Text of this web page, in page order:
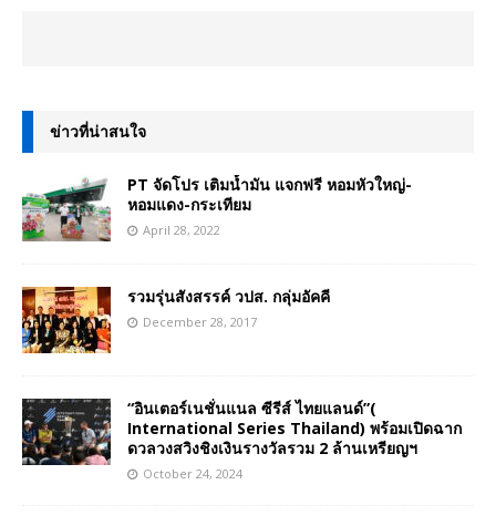
ข่าวที่น่าสนใจ
PT จัดโปร เติมน้ำมัน แจกฟรี หอมหัวใหญ่-
หอมแดง-กระเทียม
April 28, 2022
รวมรุ่นสังสรรค์ วปส. กลุ่มอัคคี
December 28, 2017
“อินเตอร์เนชั่นแนล ซีรีส์ ไทยแลนด์”(
International Series Thailand) พร้อมเปิดฉาก
ดวลวงสวิงชิงเงินรางวัลรวม 2 ล้านเหรียญฯ
October 24, 2024